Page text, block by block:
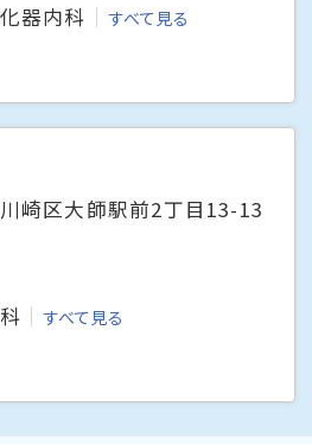
器内科 すべて見る
崎区大師駅前2丁目13-13
すべて見る